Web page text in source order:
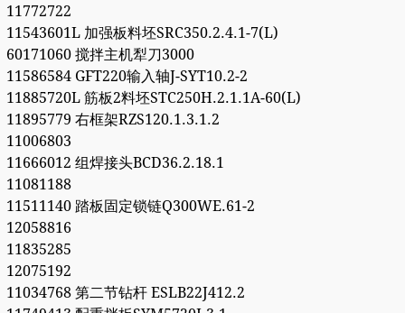
11772722
11543601L 加强板料坯SRC350.2.4.1-7(L)
60171060 搅拌主机犁刀3000
11586584 GFT220输入轴J-SYT10.2-2
11885720L 筋板2料坯STC250H.2.1.1A-60(L)
11895779 右框架RZS120.1.3.1.2
11006803
11666012 组焊接头BCD36.2.18.1
11081188
11511140 踏板固定锁链Q300WE.61-2
12058816
11835285
12075192
11034768 第二节钻杆 ESLB22J412.2